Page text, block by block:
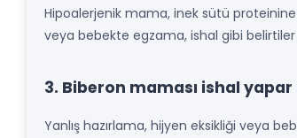
Hipoalerjenik mama, inek sütü proteinine
veya bebekte egzama, ishal gibi belirtiler
3. Biberon maması ishal yapar
Yanlış hazırlama, hijyen eksikliği veya